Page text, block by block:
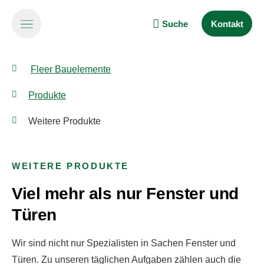
Suche Kontakt
Fleer Bauelemente
Produkte
Weitere Produkte
WEITERE PRODUKTE
Viel mehr als nur Fenster und
Türen
Wir sind nicht nur Spezialisten in Sachen Fenster und
Türen. Zu unseren täglichen Aufgaben zählen auch die